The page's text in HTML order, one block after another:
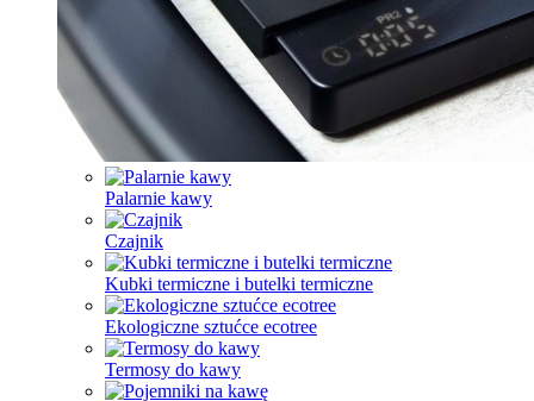
Palarnie kawy
Czajnik
Kubki termiczne i butelki termiczne
Ekologiczne sztućce ecotree
Termosy do kawy